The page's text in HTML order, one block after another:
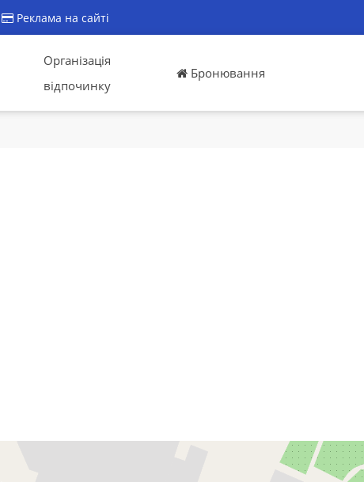
Реклама на сайті
Організація
відпочинку
Бронювання